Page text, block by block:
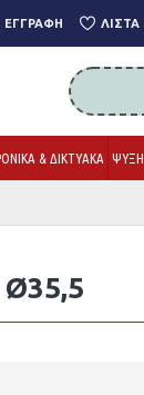
ΕΓΓΡΑΦΉ
& ΔΙΚΤΥΑΚΑ